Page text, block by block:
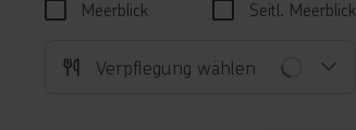
Meerblick Seitl. Meerblick
Verpflegung wählen